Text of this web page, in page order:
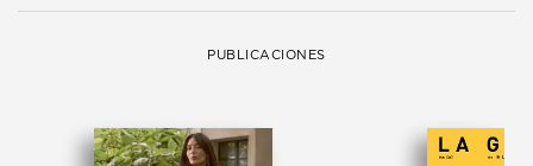
PUBLICACIONES